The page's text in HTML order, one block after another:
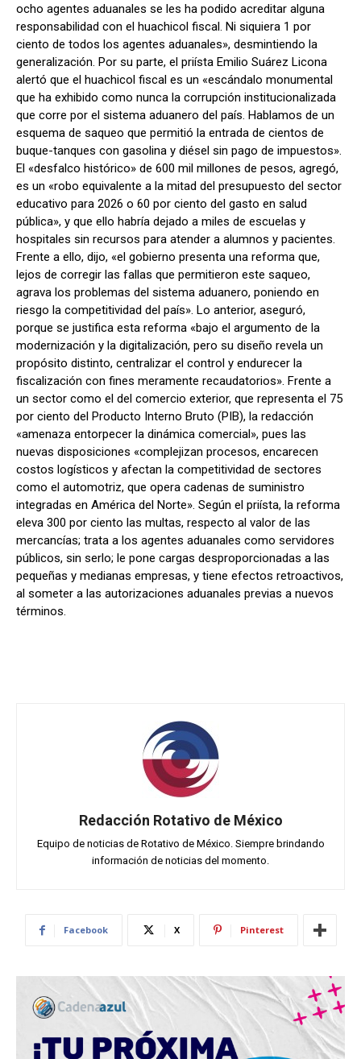
ocho agentes aduanales se les ha podido acreditar alguna
responsabilidad con el huachicol fiscal. Ni siquiera 1 por
ciento de todos los agentes aduanales», desmintiendo la
generalización. Por su parte, el priísta Emilio Suárez Licona
alertó que el huachicol fiscal es un «escándalo monumental
que ha exhibido como nunca la corrupción institucionalizada
que corre por el sistema aduanero del país. Hablamos de un
esquema de saqueo que permitió la entrada de cientos de
buque-tanques con gasolina y diésel sin pago de impuestos».
El «desfalco histórico» de 600 mil millones de pesos, agregó,
es un «robo equivalente a la mitad del presupuesto del sector
educativo para 2026 o 60 por ciento del gasto en salud
pública», y que ello habría dejado a miles de escuelas y
hospitales sin recursos para atender a alumnos y pacientes.
Frente a ello, dijo, «el gobierno presenta una reforma que,
lejos de corregir las fallas que permitieron este saqueo,
agrava los problemas del sistema aduanero, poniendo en
riesgo la competitividad del país». Lo anterior, aseguró,
porque se justifica esta reforma «bajo el argumento de la
modernización y la digitalización, pero su diseño revela un
propósito distinto, centralizar el control y endurecer la
fiscalización con fines meramente recaudatorios». Frente a
un sector como el del comercio exterior, que representa el 75
por ciento del Producto Interno Bruto (PIB), la redacción
«amenaza entorpecer la dinámica comercial», pues las
nuevas disposiciones «complejizan procesos, encarecen
costos logísticos y afectan la competitividad de sectores
como el automotriz, que opera cadenas de suministro
integradas en América del Norte». Según el priísta, la reforma
eleva 300 por ciento las multas, respecto al valor de las
mercancías; trata a los agentes aduanales como servidores
públicos, sin serlo; le pone cargas desproporcionadas a las
pequeñas y medianas empresas, y tiene efectos retroactivos,
al someter a las autorizaciones aduanales previas a nuevos
términos.
Redacción Rotativo de México
Equipo de noticias de Rotativo de México. Siempre brindando
información de noticias del momento.
Facebook X Pinterest